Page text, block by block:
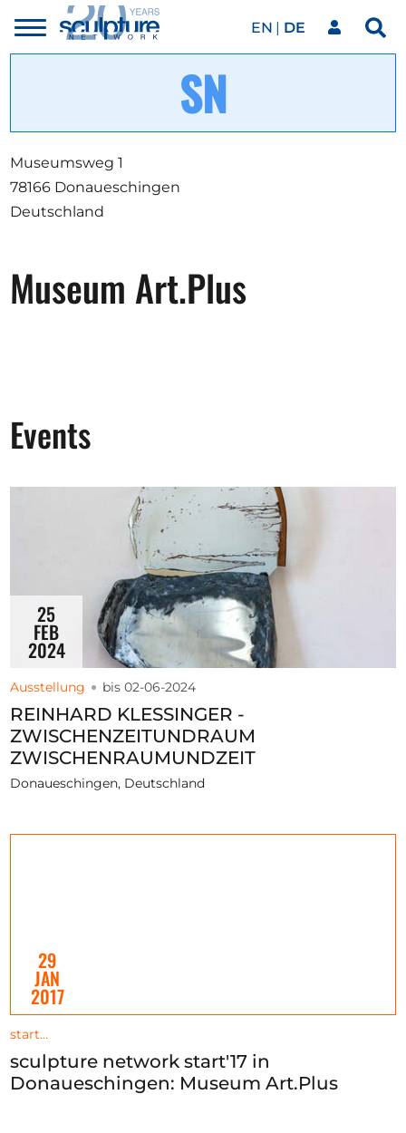
Toggle
menu
EN DE
Kunstwerke
Unsere Events
Kunstkalender
Ausschreibungen
Über uns
Spenden
Partners
Help
Kontakt
Museumsweg 1
78166 Donaueschingen
Deutschland
Museum Art.Plus
Events
25
FEB
2024
Ausstellung bis 02-06-2024
REINHARD KLESSINGER -
ZWISCHENZEITUNDRAUM
ZWISCHENRAUMUNDZEIT
Donaueschingen, Deutschland
29
JAN
2017
start…
sculpture network start'17 in
Donaueschingen: Museum Art.Plus